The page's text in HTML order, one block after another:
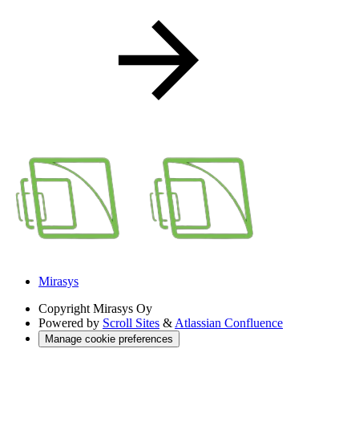
Mirasys
Copyright Mirasys Oy
Powered by Scroll Sites & Atlassian Confluence
Manage cookie preferences